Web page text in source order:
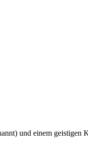
und einem geistigen